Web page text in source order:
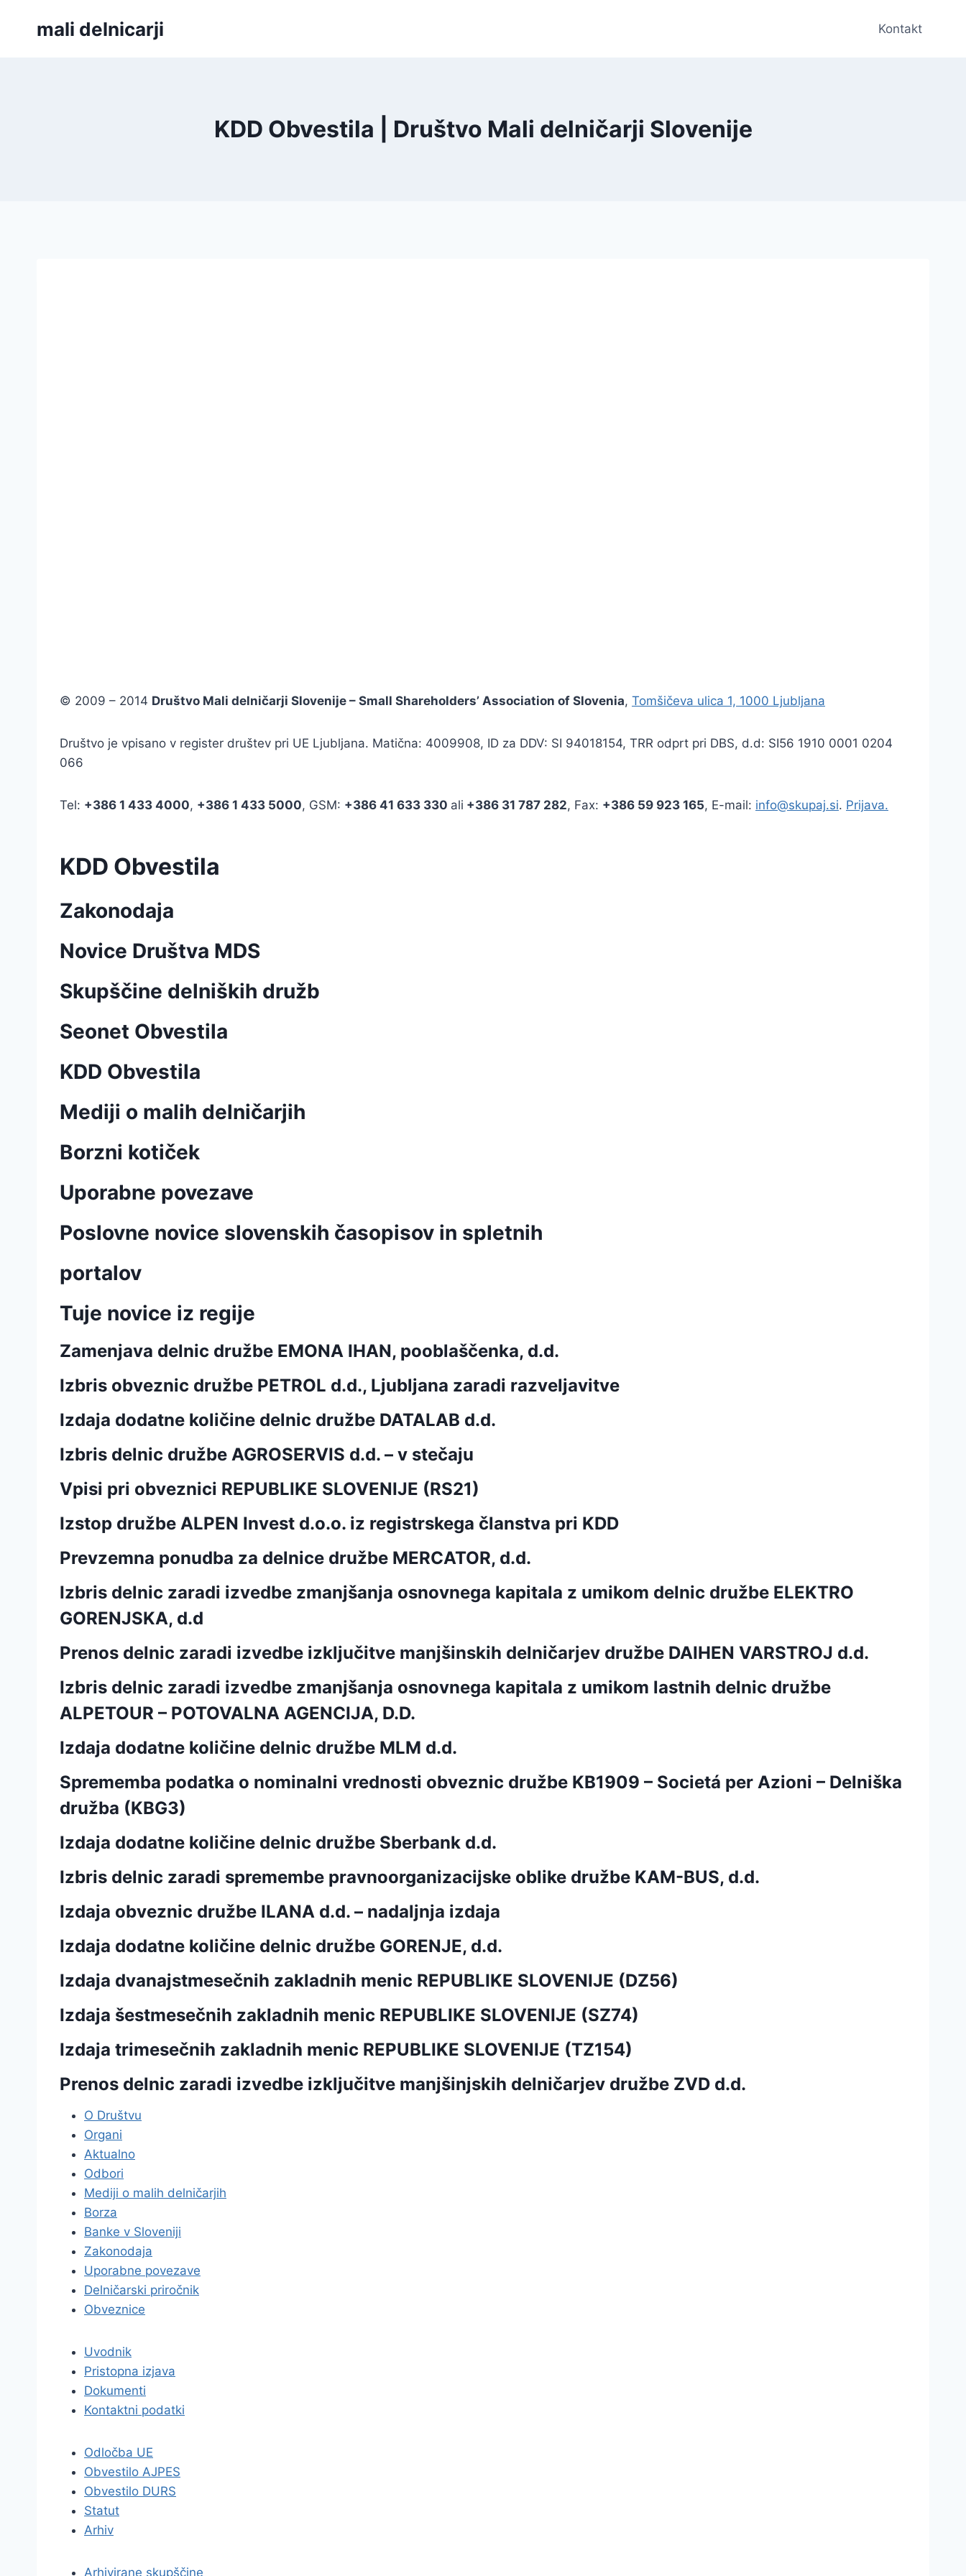
mali delnicarji Kontakt
KDD Obvestila | Društvo Mali delničarji Slovenije
© 2009 – 2014 Društvo Mali delničarji Slovenije – Small Shareholders’ Association of Slovenia, Tomšičeva ulica 1, 1000 Ljubljana
Društvo je vpisano v register društev pri UE Ljubljana. Matična: 4009908, ID za DDV: SI 94018154, TRR odprt pri DBS, d.d: SI56 1910 0001 0204
066
Tel: +386 1 433 4000, +386 1 433 5000, GSM: +386 41 633 330 ali +386 31 787 282, Fax: +386 59 923 165, E-mail: info@skupaj.si. Prijava.
KDD Obvestila
Zakonodaja
Novice Društva MDS
Skupščine delniških družb
Seonet Obvestila
KDD Obvestila
Mediji o malih delničarjih
Borzni kotiček
Uporabne povezave
Poslovne novice slovenskih časopisov in spletnih
portalov
Tuje novice iz regije
Zamenjava delnic družbe EMONA IHAN, pooblaščenka, d.d.
Izbris obveznic družbe PETROL d.d., Ljubljana zaradi razveljavitve
Izdaja dodatne količine delnic družbe DATALAB d.d.
Izbris delnic družbe AGROSERVIS d.d. – v stečaju
Vpisi pri obveznici REPUBLIKE SLOVENIJE (RS21)
Izstop družbe ALPEN Invest d.o.o. iz registrskega članstva pri KDD
Prevzemna ponudba za delnice družbe MERCATOR, d.d.
Izbris delnic zaradi izvedbe zmanjšanja osnovnega kapitala z umikom delnic družbe ELEKTRO
GORENJSKA, d.d
Prenos delnic zaradi izvedbe izključitve manjšinskih delničarjev družbe DAIHEN VARSTROJ d.d.
Izbris delnic zaradi izvedbe zmanjšanja osnovnega kapitala z umikom lastnih delnic družbe
ALPETOUR – POTOVALNA AGENCIJA, D.D.
Izdaja dodatne količine delnic družbe MLM d.d.
Sprememba podatka o nominalni vrednosti obveznic družbe KB1909 – Societá per Azioni – Delniška
družba (KBG3)
Izdaja dodatne količine delnic družbe Sberbank d.d.
Izbris delnic zaradi spremembe pravnoorganizacijske oblike družbe KAM-BUS, d.d.
Izdaja obveznic družbe ILANA d.d. – nadaljnja izdaja
Izdaja dodatne količine delnic družbe GORENJE, d.d.
Izdaja dvanajstmesečnih zakladnih menic REPUBLIKE SLOVENIJE (DZ56)
Izdaja šestmesečnih zakladnih menic REPUBLIKE SLOVENIJE (SZ74)
Izdaja trimesečnih zakladnih menic REPUBLIKE SLOVENIJE (TZ154)
Prenos delnic zaradi izvedbe izključitve manjšinjskih delničarjev družbe ZVD d.d.
O Društvu
Organi
Aktualno
Odbori
Mediji o malih delničarjih
Borza
Banke v Sloveniji
Zakonodaja
Uporabne povezave
Delničarski priročnik
Obveznice
Uvodnik
Pristopna izjava
Dokumenti
Kontaktni podatki
Odločba UE
Obvestilo AJPES
Obvestilo DURS
Statut
Arhiv
Arhivirane skupščine